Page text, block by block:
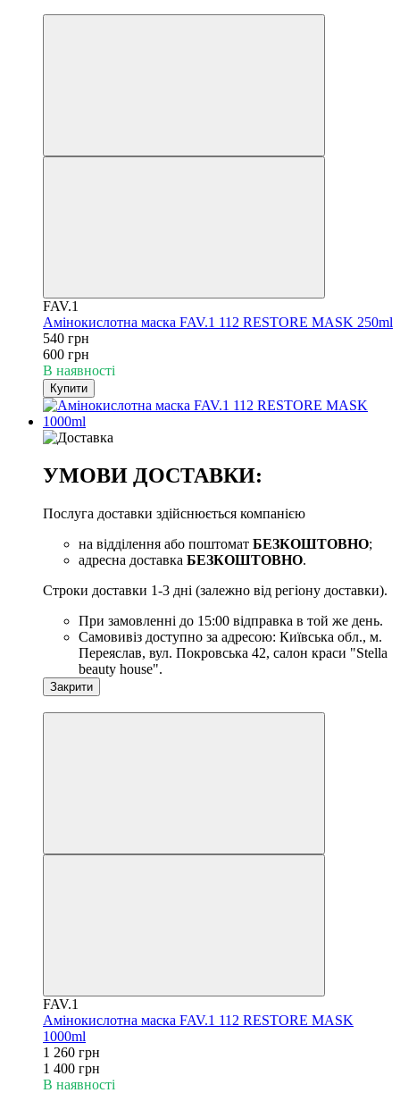
FAV.1
Амінокислотна маска FAV.1 112 RESTORE MASK 250ml
540 грн
600 грн
В наявності
Купити
УМОВИ ДОСТАВКИ:
Послуга доставки здійснюється компанією
на відділення або поштомат БЕЗКОШТОВНО;
адресна доставка БЕЗКОШТОВНО.
Строки доставки 1-3 дні (залежно від регіону доставки).
При замовленні до 15:00 відправка в той же день.
Самовивіз доступно за адресою: Київська обл., м.
Переяслав, вул. Покровська 42, салон краси "Stella
beauty house".
Закрити
FAV.1
Амінокислотна маска FAV.1 112 RESTORE MASK
1000ml
1 260 грн
1 400 грн
В наявності